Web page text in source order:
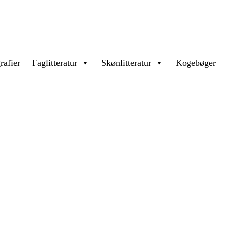
Faglitteratur Kogebøger
Skønlitteratur